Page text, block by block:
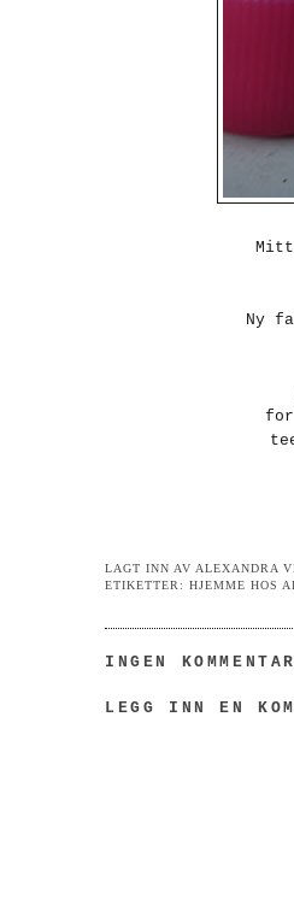
Ny
for
LAGT INN AVALEXANDRA
ETIKETTER:HJEMME HOS
INGEN
LEGG INN EN